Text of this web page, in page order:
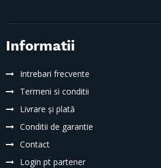
Informatii
Intrebari frecvente
Termeni si conditii
Livrare și plată
Conditii de garantie
Contact
Login pt partener